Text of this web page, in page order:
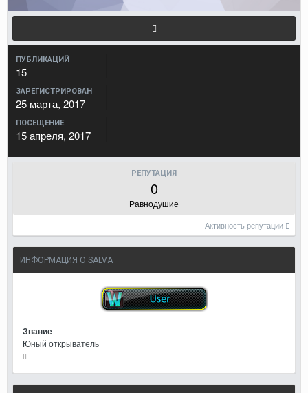
ПУБЛИКАЦИЙ
15
ЗАРЕГИСТРИРОВАН
25 марта, 2017
ПОСЕЩЕНИЕ
15 апреля, 2017
РЕПУТАЦИЯ
0
Равнодушие
Активность репутации
ИНФОРМАЦИЯ О SALVA
Звание
Юный открыватель